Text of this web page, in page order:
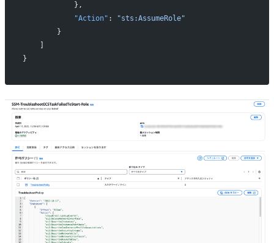
            },
            "Action"
:
"sts:AssumeRole"
        }
}